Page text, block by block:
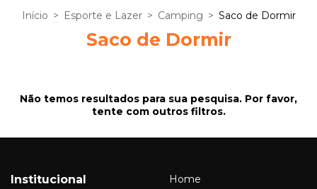
Início > Esporte e Lazer > Camping > Saco de Dormir
Saco de Dormir
Não temos resultados para sua pesquisa. Por favor,
tente com outros filtros.
Institucional Home